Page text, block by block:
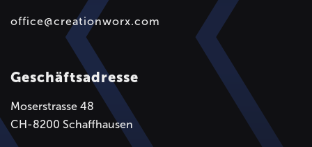
office@creationworx.com
Geschäftsadresse
Moserstrasse 48
CH-8200 Schaffhausen